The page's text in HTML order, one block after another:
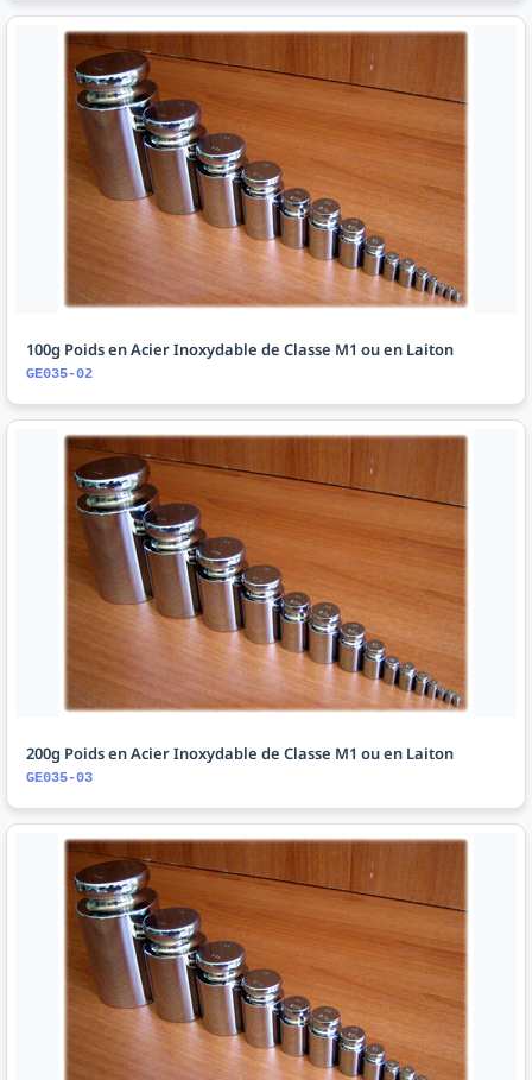
100g Poids en Acier Inoxydable de Classe M1 ou en Laiton
GE035-02
200g Poids en Acier Inoxydable de Classe M1 ou en Laiton
GE035-03